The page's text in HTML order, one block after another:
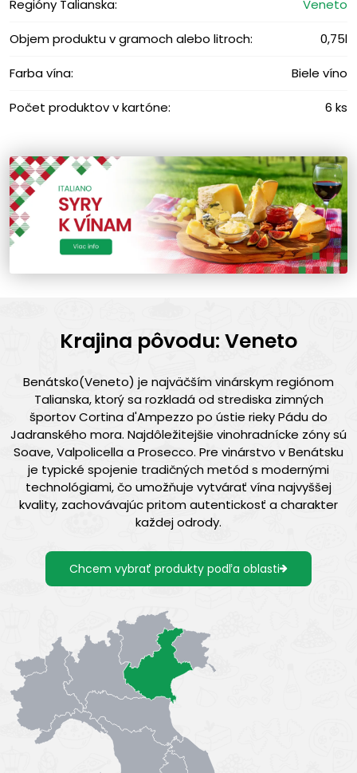
Regióny Talianska: Veneto
Objem produktu v gramoch alebo litroch: 0,75l
Farba vína: Biele víno
Počet produktov v kartóne: 6 ks
Krajina pôvodu: Veneto
Benátsko(Veneto) je najväčším vinárskym regiónom
Talianska, ktorý sa rozkladá od strediska zimných
športov Cortina d'Ampezzo po ústie rieky Pádu do
Jadranského mora. Najdôležitejšie vinohradnícke zóny sú
Soave, Valpolicella a Prosecco. Pre vinárstvo v Benátsku
je typické spojenie tradičných metód s modernými
technológiami, čo umožňuje vytvárať vína najvyššej
kvality, zachovávajúc pritom autentickosť a charakter
každej odrody.
Chcem vybrať produkty podľa oblasti